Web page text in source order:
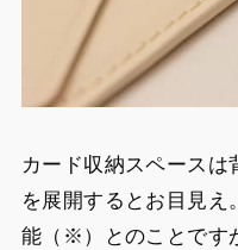
カード収納スペースは
を展開するとお目見え
能（※）とのことです